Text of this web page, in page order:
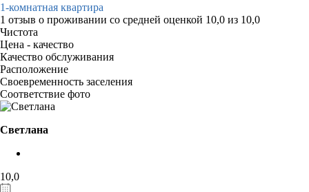
1-комнатная квартира
1 отзыв о проживании со средней оценкой 10,0 из 10,0
Чистота
Цена - качество
Качество обслуживания
Расположение
Своевременность заселения
Соответствие фото
Светлана
10,0